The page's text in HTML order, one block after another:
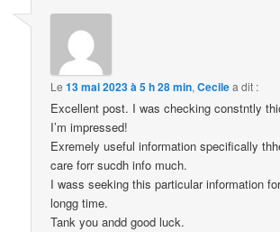
Le13 mai 2023 à 5 h 28 min,Cecilea dit :
Excellent post. I was checking constntly
I’m impressed!
Exremely useful information specifically
care forr sucdh info much.
I wass seeking this particular information
longg time.
Tank you andd good luck.